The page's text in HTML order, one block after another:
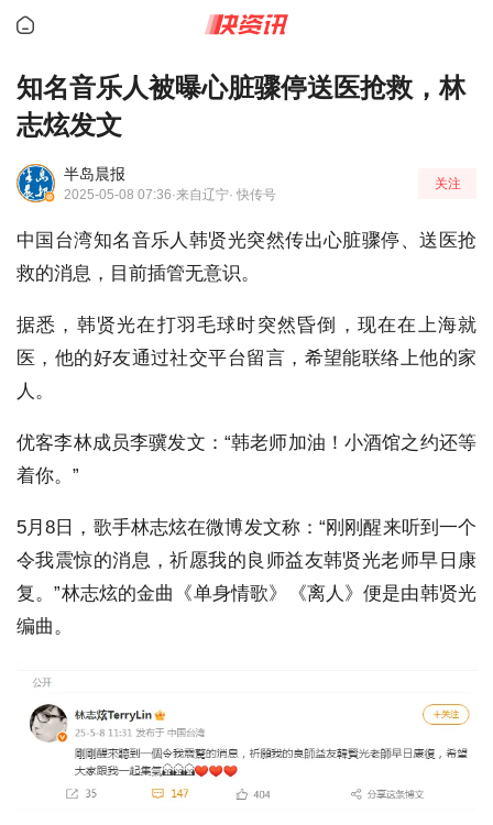
知名音乐人被曝心脏骤停送医抢救，林
志炫发文
半岛晨报
2025-05-08 07:36·来自辽宁· 快传号
关注
中国台湾知名音乐人韩贤光突然传出心脏骤停、送医抢
救的消息，目前插管无意识。
据悉，韩贤光在打羽毛球时突然昏倒，现在在上海就
医，他的好友通过社交平台留言，希望能联络上他的家
人。
优客李林成员李骥发文：“韩老师加油！小酒馆之约还等
着你。”
5月8日，歌手林志炫在微博发文称：“刚刚醒来听到一个
令我震惊的消息，祈愿我的良师益友韩贤光老师早日康
复。”林志炫的金曲《单身情歌》《离人》便是由韩贤光
编曲。